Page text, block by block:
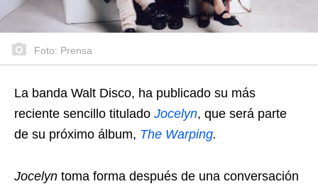
Foto: Prensa
La banda Walt Disco, ha publicado su más
reciente sencillo titulado Jocelyn, que será parte
de su próximo álbum, The Warping.
Jocelyn toma forma después de una conversación